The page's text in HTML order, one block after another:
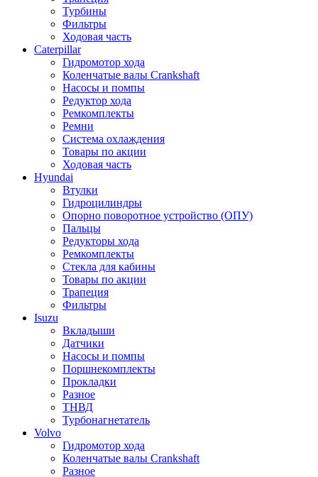
Турбины
Фильтры
Ходовая часть
Caterpillar
Гидромотор хода
Коленчатые валы Crankshaft
Насосы и помпы
Редуктор хода
Ремкомплекты
Ремни
Система охлаждения
Товары по акции
Ходовая часть
Hyundai
Втулки
Гидроцилиндры
Опорно поворотное устройство (ОПУ)
Пальцы
Редукторы хода
Ремкомплекты
Стекла для кабины
Товары по акции
Трапеция
Фильтры
Isuzu
Вкладыши
Датчики
Насосы и помпы
Поршнекомплекты
Прокладки
Разное
ТНВД
Турбонагнетатель
Volvo
Гидромотор хода
Коленчатые валы Crankshaft
Разное